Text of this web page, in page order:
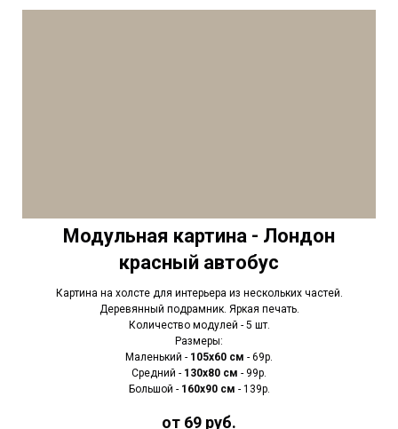
Модульная картина - Лондон
красный автобус
Картина на холсте для интерьера из нескольких частей.
Деревянный подрамник. Яркая печать.
Количество модулей - 5 шт.
Размеры:
Маленький - 105х60 см - 69р.
Средний - 130х80 см - 99р.
Большой - 160х90 см - 139р.
от 69 руб.